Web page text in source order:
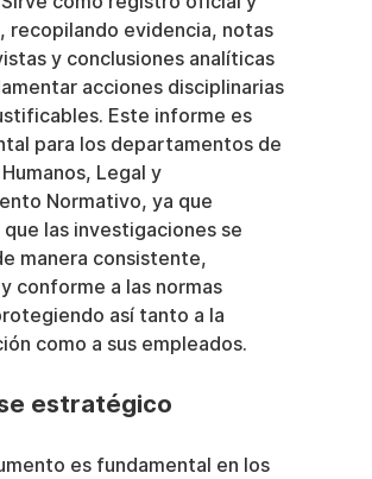
recopilando evidencia, notas
y conclusiones analíticas
acciones disciplinarias
Este informe es
para los departamentos de
Legal y
Normativo, ya que
las investigaciones se
manera consistente,
conforme a las normas
así tanto a la
como a sus empleados.
estratégico
es fundamental en los